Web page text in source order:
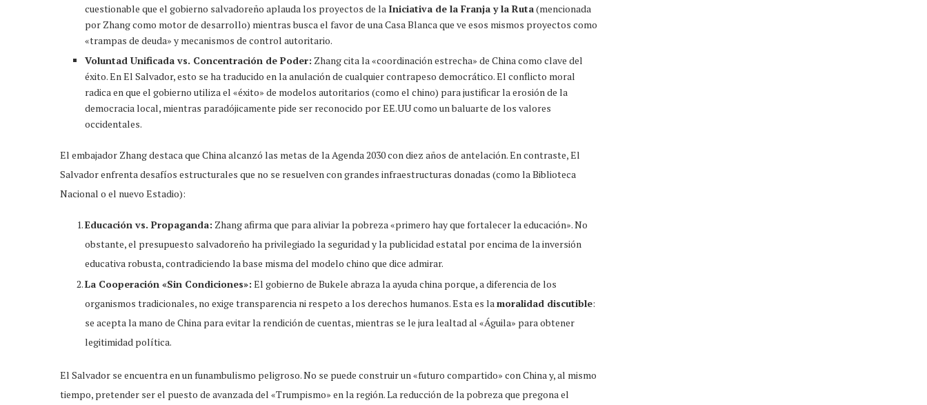
cuestionable que el gobierno salvadoreño aplauda los proyectos de la Iniciativa de la Franja y la Ruta(mencionada
por Zhang como motor de desarrollo) mientras busca el favor de una Casa Blanca que ve esos mismos proyectos como
«trampas de deuda» y mecanismos de control autoritario.
Voluntad Unificada vs. Concentración de Poder: Zhang cita la «coordinación estrecha» de China como clave del
éxito. En El Salvador, esto se ha traducido en la anulación de cualquier contrapeso democrático. El conflicto moral
radica en que el gobierno utiliza el «éxito» de modelos autoritarios (como el chino) para justificar la erosión de la
democracia local, mientras paradójicamente pide ser reconocido por EE.UU como un baluarte de los valores
occidentales.
El embajador Zhang destaca que China alcanzó las metas de la Agenda 2030 con diez años de antelación. En contraste, El
Salvador enfrenta desafíos estructurales que no se resuelven con grandes infraestructuras donadas (como la Biblioteca
Nacional o el nuevo Estadio):
Educación vs. Propaganda: Zhang afirma que para aliviar la pobreza «primero hay que fortalecer la educación». No
obstante, el presupuesto salvadoreño ha privilegiado la seguridad y la publicidad estatal por encima de la inversión
educativa robusta, contradiciendo la base misma del modelo chino que dice admirar.
La Cooperación «Sin Condiciones»: El gobierno de Bukele abraza la ayuda china porque, a diferencia de los
organismos tradicionales, no exige transparencia ni respeto a los derechos humanos. Esta es lamoralidad discutible:
se acepta la mano de China para evitar la rendición de cuentas, mientras se le jura lealtad al «Águila» para obtener
legitimidad política.
El Salvador se encuentra en un funambulismo peligroso. No se puede construir un «futuro compartido» con China y, al mismo
tiempo, pretender ser el puesto de avanzada del «Trumpismo» en la región. La reducción de la pobreza que pregona el